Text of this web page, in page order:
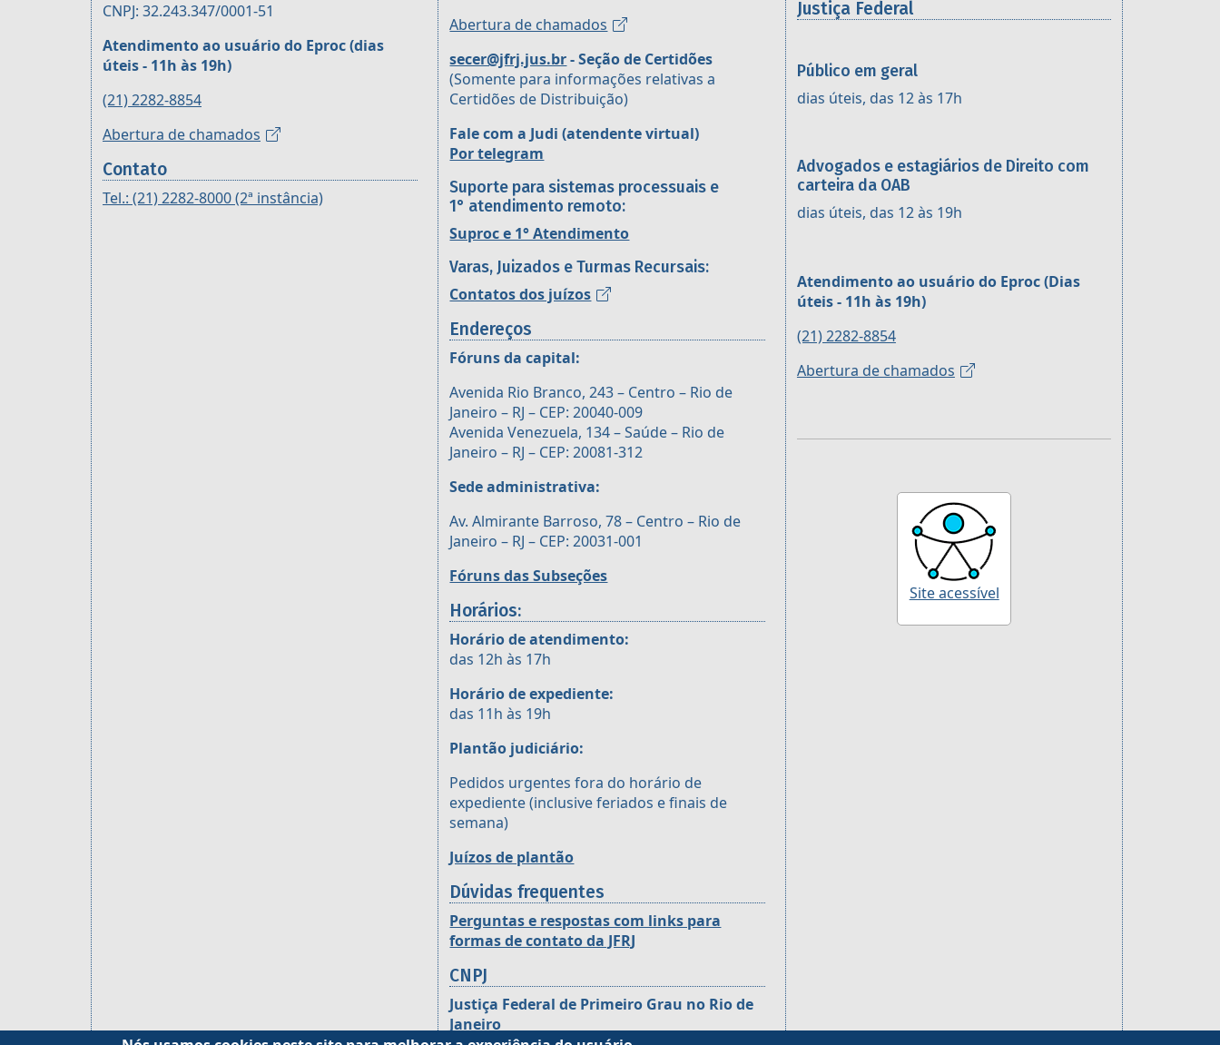
CNPJ: 32.243.347/0001-51
Atendimento ao usuário do Eproc (dias
úteis - 11h às 19h)
(21) 2282-8854
Abertura de chamados
Contato
Tel.: (21) 2282-8000 (2ª instância)
Abertura de chamados
secer@jfrj.jus.br- Seção de Certidões
(Somente para informações relativas a
Certidões de Distribuição)
Fale com a Judi (atendente virtual)
Por telegram
Suporte para sistemas processuais e
1° atendimento remoto:
Suproc e 1° Atendimento
Varas, Juizados e Turmas Recursais:
Contatos dos juízos
Endereços
Fóruns da capital:
Avenida Rio Branco, 243 – Centro – Rio de
Janeiro – RJ – CEP: 20040-009
Avenida Venezuela, 134 – Saúde – Rio de
Janeiro – RJ – CEP: 20081-312
Sede administrativa:
Av. Almirante Barroso, 78 – Centro – Rio de
Janeiro – RJ – CEP: 20031-001
Fóruns das Subseções
Horários:
Horário de atendimento:
das 12h às 17h
Horário de expediente:
das 11h às 19h
Plantão judiciário:
Pedidos urgentes fora do horário de
expediente (inclusive feriados e finais de
semana)
Juízos de plantão
Dúvidas frequentes
Perguntas e respostas com links para
formas de contato da JFRJ
CNPJ
Justiça Federal de Primeiro Grau no Rio de
Janeiro
Justiça Federal
Público em geral
dias úteis, das 12 às 17h
Advogados e estagiários de Direito com
carteira da OAB
dias úteis, das 12 às 19h
Atendimento ao usuário do Eproc (Dias
úteis - 11h às 19h)
(21) 2282-8854
Abertura de chamados
Site acessível